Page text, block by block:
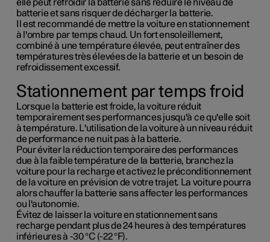
elle peut refroidir la batterie sans réduire le niveau de
batterie et sans risquer de décharger la batterie.
Il est recommandé de mettre la voiture en stationnement
à l'ombre par temps chaud. Un fort ensoleillement,
combiné à une température élevée, peut entraîner des
températures très élevées de la batterie et un besoin de
refroidissement excessif.
Stationnement par temps froid
Lorsque la batterie est froide, la voiture réduit
temporairement ses performances jusqu'à ce qu'elle soit
à température. L'utilisation de la voiture à un niveau réduit
de performance ne nuit pas à la batterie.
Pour éviter la réduction temporaire des performances
due à la faible température de la batterie, branchez la
voiture pour la recharge et activez le préconditionnement
de la voiture en prévision de votre trajet. La voiture pourra
alors chauffer la batterie sans affecter les performances
ou l'autonomie.
Évitez de laisser la voiture en stationnement sans
recharge pendant plus de 24 heures à des températures
inférieures à -30 °C (-22 °F).